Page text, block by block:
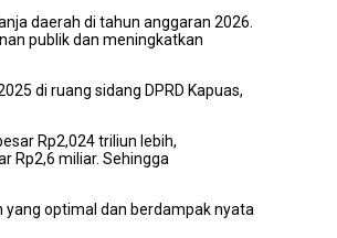
daerah di tahun anggaran 2026.
publik dan meningkatkan
di ruang sidang DPRD Kapuas,
Rp2,024 triliun lebih,
Rp2,6 miliar. Sehingga
yang optimal dan berdampak nyata